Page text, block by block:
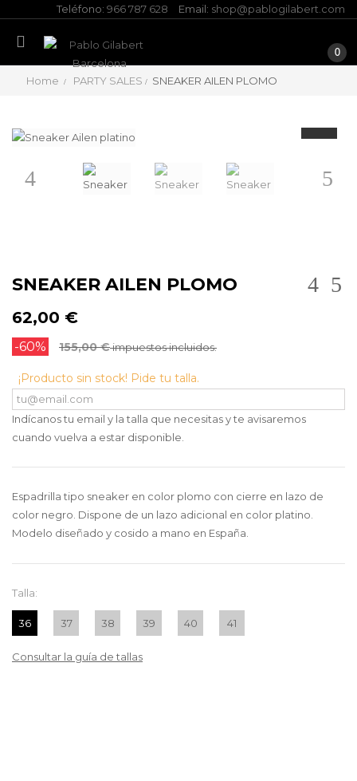
Teléfono: 966 787 628 Email: shop@pablogilabert.com
0
Home PARTY SALES SNEAKER AILEN PLOMO
SNEAKER AILEN PLOMO
62,00 €
-60% 155,00 €impuestos incluidos.
¡Producto sin stock! Pide tu talla.
Indícanos tu email y la talla que necesitas y te avisaremos
cuando vuelva a estar disponible.
Espadrilla tipo sneaker en color plomo con cierre en lazo de
color negro. Dispone de un lazo adicional en color platino.
Modelo diseñado y cosido a mano en España.
Talla:
36 37 38 39 40 41
Consultar la guía de tallas